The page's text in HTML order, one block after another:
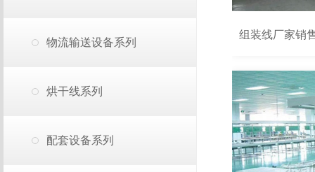
物流输送设备系列
烘干线系列
配套设备系列
组装线厂家销